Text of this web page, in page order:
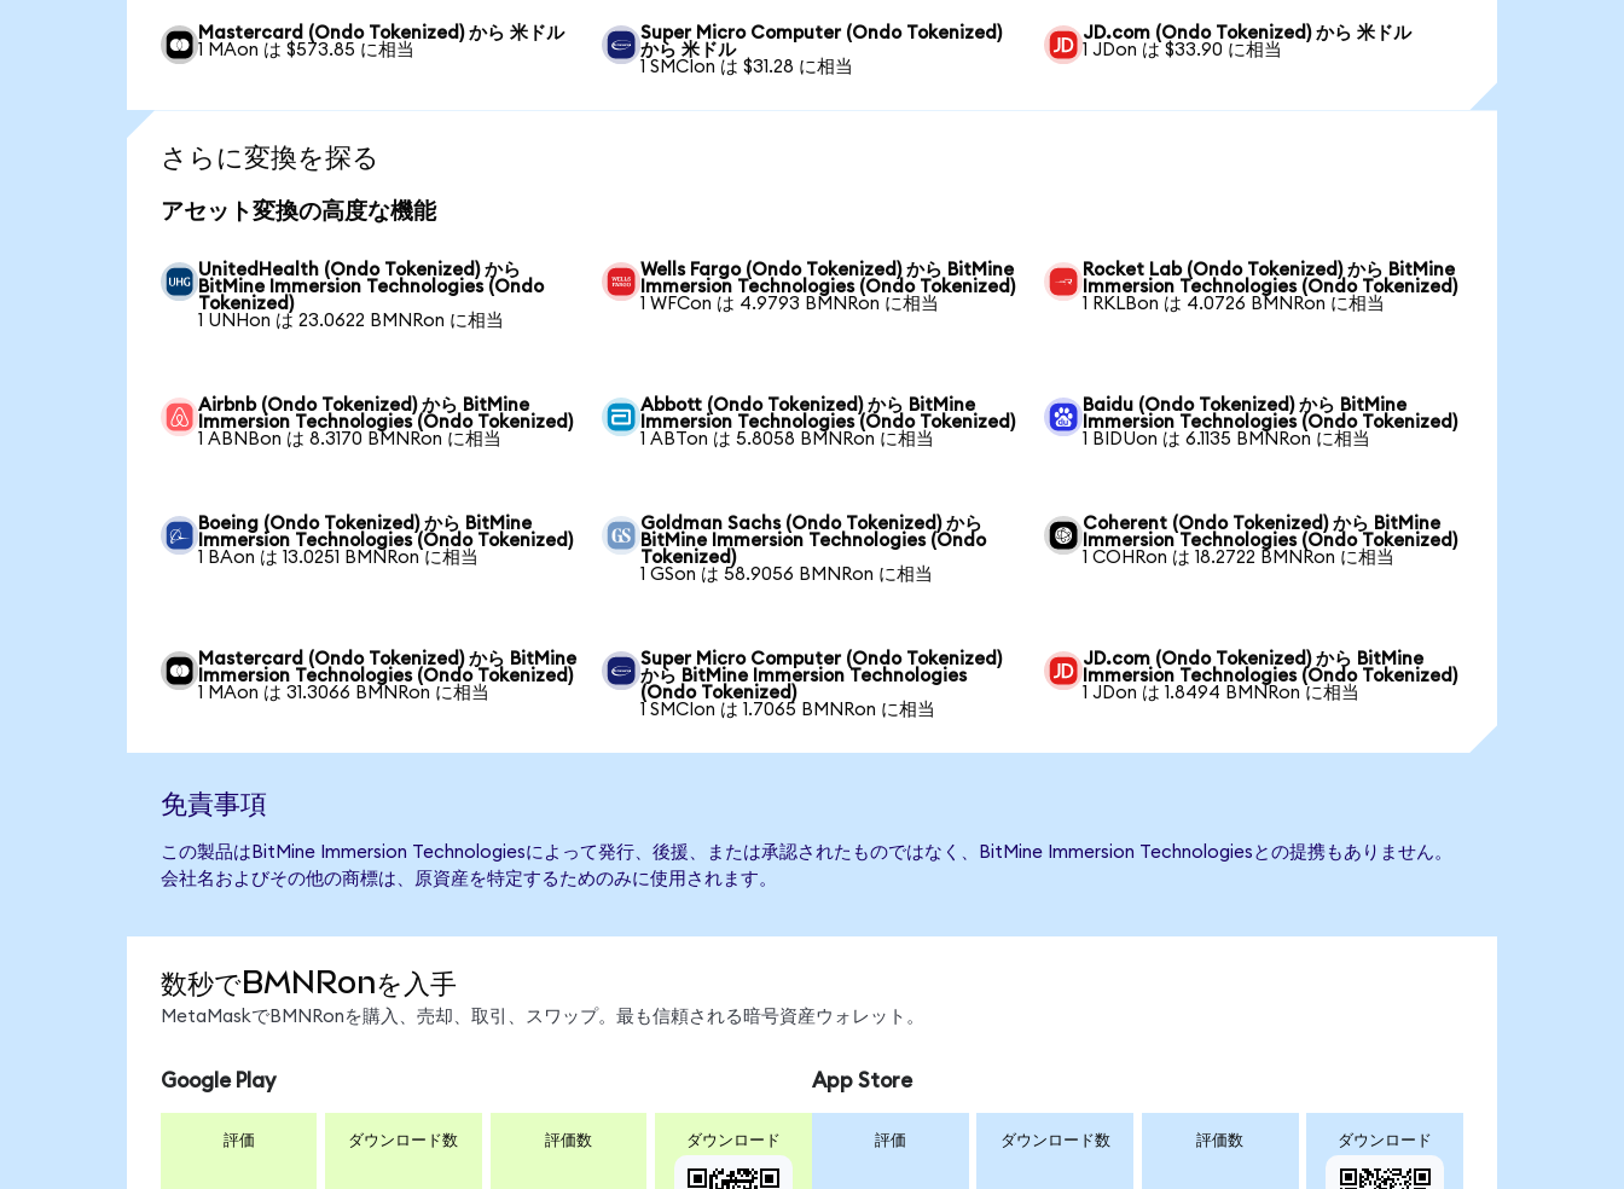
Mastercard (Ondo Tokenized) から 米ドル
1 MAon は $573.85 に相当
Super Micro Computer (Ondo Tokenized)
から 米ドル
1 SMCIon は $31.28 に相当
JD.com (Ondo Tokenized) から 米ドル
1 JDon は $33.90 に相当
さらに変換を探る
アセット変換の高度な機能
UnitedHealth (Ondo Tokenized) から
BitMine Immersion Technologies (Ondo
Tokenized)
1 UNHon は 23.0622 BMNRon に相当
Wells Fargo (Ondo Tokenized) から BitMine
Immersion Technologies (Ondo Tokenized)
1 WFCon は 4.9793 BMNRon に相当
Rocket Lab (Ondo Tokenized) から BitMine
Immersion Technologies (Ondo Tokenized)
1 RKLBon は 4.0726 BMNRon に相当
Airbnb (Ondo Tokenized) から BitMine
Immersion Technologies (Ondo Tokenized)
1 ABNBon は 8.3170 BMNRon に相当
Abbott (Ondo Tokenized) から BitMine
Immersion Technologies (Ondo Tokenized)
1 ABTon は 5.8058 BMNRon に相当
Baidu (Ondo Tokenized) から BitMine
Immersion Technologies (Ondo Tokenized)
1 BIDUon は 6.1135 BMNRon に相当
Boeing (Ondo Tokenized) から BitMine
Immersion Technologies (Ondo Tokenized)
1 BAon は 13.0251 BMNRon に相当
Goldman Sachs (Ondo Tokenized) から
BitMine Immersion Technologies (Ondo
Tokenized)
1 GSon は 58.9056 BMNRon に相当
Coherent (Ondo Tokenized) から BitMine
Immersion Technologies (Ondo Tokenized)
1 COHRon は 18.2722 BMNRon に相当
Mastercard (Ondo Tokenized) から BitMine
Immersion Technologies (Ondo Tokenized)
1 MAon は 31.3066 BMNRon に相当
Super Micro Computer (Ondo Tokenized)
から BitMine Immersion Technologies
(Ondo Tokenized)
1 SMCIon は 1.7065 BMNRon に相当
JD.com (Ondo Tokenized) から BitMine
Immersion Technologies (Ondo Tokenized)
1 JDon は 1.8494 BMNRon に相当
免責事項
この製品はBitMine Immersion Technologiesによって発行、後援、または承認されたものではなく、BitMine Immersion Technologiesとの提携もありません。
会社名およびその他の商標は、原資産を特定するためのみに使用されます。
数秒でBMNRonを入手
MetaMaskでBMNRonを購入、売却、取引、スワップ。最も信頼される暗号資産ウォレット。
Google Play
評価 ダウンロード数 評価数 ダウンロード
App Store
評価 ダウンロード数 評価数 ダウンロード